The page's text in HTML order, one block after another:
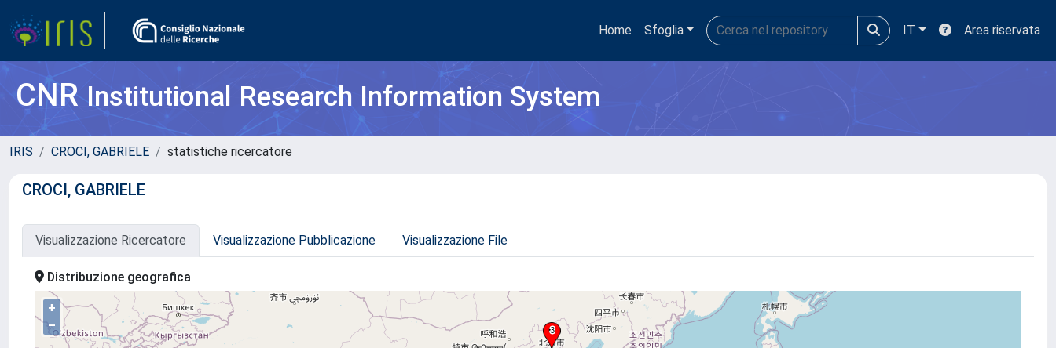
Home Sfoglia IT Area riservata
CNRInstitutional Research Information System
IRIS CROCI, GABRIELE statistiche ricercatore
CROCI, GABRIELE
Visualizzazione Ricercatore Visualizzazione Pubblicazione Visualizzazione File
Distribuzione geografica
+
–